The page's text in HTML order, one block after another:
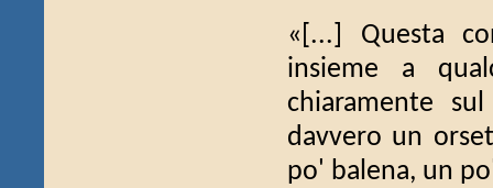
«[...] Questa
insieme a
chiaramente
davvero un
po' balena, un